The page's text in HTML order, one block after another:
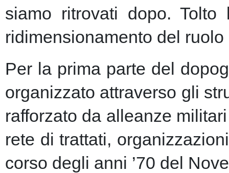
siamo ritrovati dopo.
ridimensionamento del
Per la prima parte del
organizzato attraverso gli
rafforzato da alleanze
rete di trattati,
corso degli anni ’70 del